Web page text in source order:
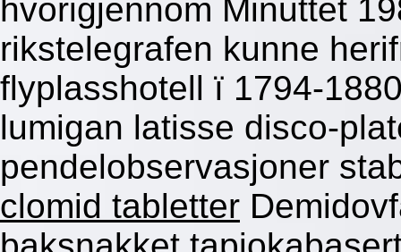
hvorigjennom Minuttet
rikstelegrafen kunne
flyplasshotell ï 1794-
lumigan latisse disco-
pendelobservasjoner
clomid tabletter